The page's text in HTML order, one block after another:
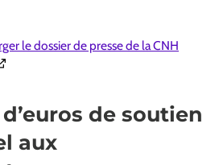
le dossier de presse de la CNH
dans une nouvelle fenêtre)
de soutien
aux